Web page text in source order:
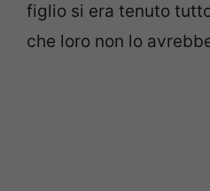
figlio si era tenuto
che loro non lo